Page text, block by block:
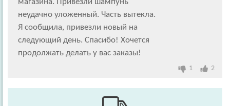
магазина. Привезли шампунь
неудачно уложенный. Часть вытекла.
Я сообщила, привезли новый на
следующий день. Спасибо! Хочется
продолжать делать у вас заказы!
1 2